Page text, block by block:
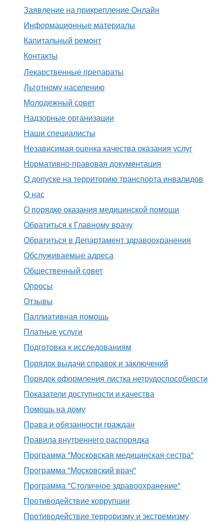
Заявление на прикрепление Онлайн
Информационные материалы
Капитальный ремонт
Контакты
Лекарственные препараты
Льготному населению
Молодежный совет
Надзорные организации
Наши специалисты
Независимая оценка качества оказания услуг
Нормативно-правовая документация
О допуске на территорию транспорта инвалидов
О нас
О порядке оказания медицинской помощи
Обратиться к Главному врачу
Обратиться в Департамент здравоохранения
Обслуживаемые адреса
Общественный совет
Опросы
Отзывы
Паллиативная помощь
Платные услуги
Подготовка к исследованиям
Порядок выдачи справок и заключений
Порядок оформления листка нетрудоспособности
Показатели доступности и качества
Помощь на дому
Права и обязанности граждан
Правила внутреннего распорядка
Программа "Московская медицинская сестра"
Программа "Московский врач"
Программа "Столичное здравоохранение"
Противодействие коррупции
Противодействие терроризму и экстремизму